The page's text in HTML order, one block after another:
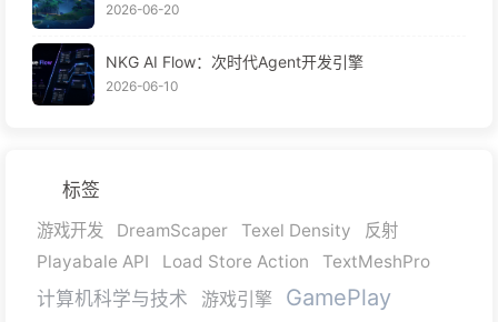
2026-06-20
NKG AI Flow：次时代Agent开发引擎
2026-06-10
标签
游戏开发 DreamScaper Texel Density
反射
Playabale API
Load Store Action TextMeshPro
计算机科学与技术 游戏引擎 GamePlay